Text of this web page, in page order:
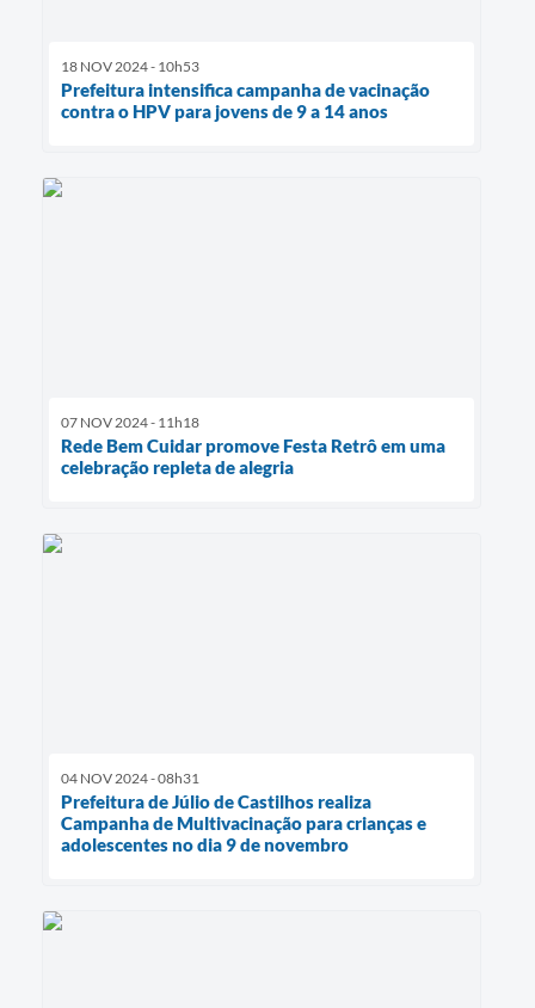
18 NOV 2024 - 10h53
Prefeitura intensifica campanha de vacinação
contra o HPV para jovens de 9 a 14 anos
07 NOV 2024 - 11h18
Rede Bem Cuidar promove Festa Retrô em uma
celebração repleta de alegria
04 NOV 2024 - 08h31
Prefeitura de Júlio de Castilhos realiza
Campanha de Multivacinação para crianças e
adolescentes no dia 9 de novembro